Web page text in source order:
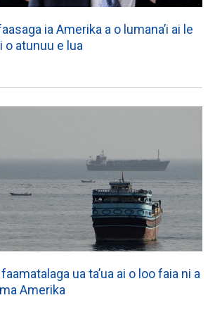
ia Amerika a o lumana’i ai le
o atunuu e lua
ua ta’ua ai o loo faia ni a
Amerika